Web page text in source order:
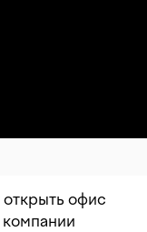
открыть офис